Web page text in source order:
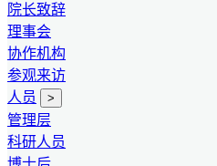
院长致辞
理事会
协作机构
参观来访
人员
>
管理层
科研人员